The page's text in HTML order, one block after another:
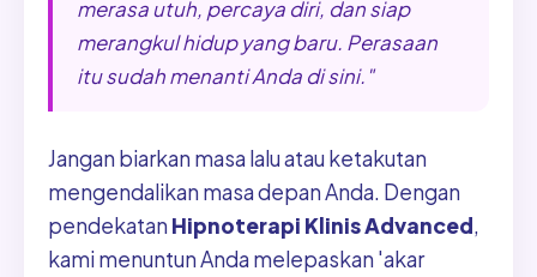
merasa utuh, percaya diri, dan siap
merangkul hidup yang baru. Perasaan
itu sudah menanti Anda di sini."
Jangan biarkan masa lalu atau ketakutan
mengendalikan masa depan Anda. Dengan
pendekatan Hipnoterapi Klinis Advanced,
kami menuntun Anda melepaskan 'akar